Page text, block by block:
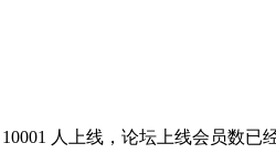
人上线，论坛上线会员数已